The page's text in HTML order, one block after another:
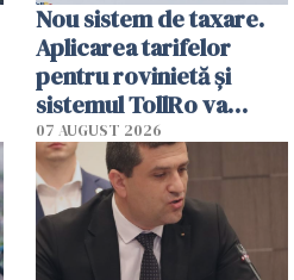
Nou sistem de taxare.
Aplicarea tarifelor
pentru rovinietă şi
sistemul TollRo va
începe la 1 octombrie
07 AUGUST 2026